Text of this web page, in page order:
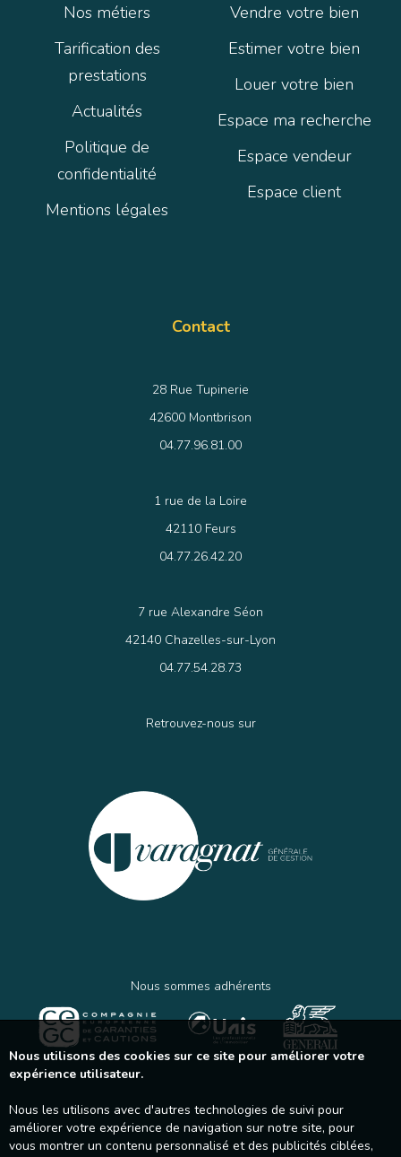
Nos métiers
Tarification des
prestations
Actualités
Politique de
confidentialité
Mentions légales
Vendre votre bien
Estimer votre bien
Louer votre bien
Espace ma recherche
Espace vendeur
Espace client
Contact
28 Rue Tupinerie
42600 Montbrison
04.77.96.81.00
1 rue de la Loire
42110 Feurs
04.77.26.42.20
7 rue Alexandre Séon
42140 Chazelles-sur-Lyon
04.77.54.28.73
Retrouvez-nous sur
Nous sommes adhérents
Nous utilisons des cookies sur ce site pour améliorer votre
expérience utilisateur.
Nous les utilisons avec d'autres technologies de suivi pour
améliorer votre expérience de navigation sur notre site, pour
vous montrer un contenu personnalisé et des publicités ciblées,